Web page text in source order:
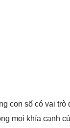
con số có vai trò
mọi khía cạnh